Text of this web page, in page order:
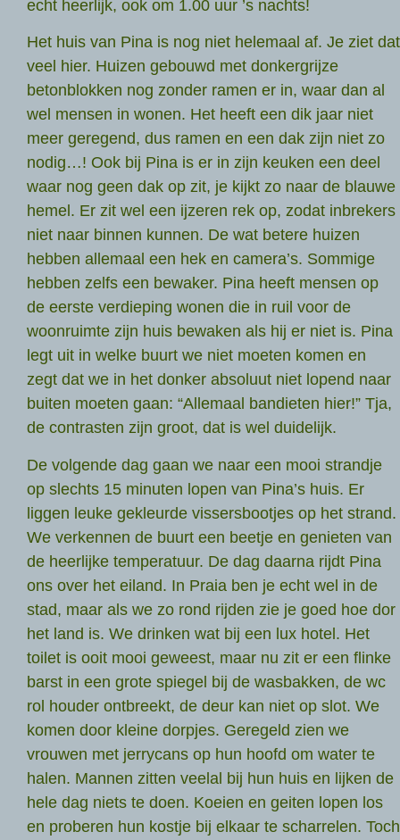
echt heerlijk, ook om 1.00 uur ’s nachts!
Het huis van Pina is nog niet helemaal af. Je ziet dat
veel hier. Huizen gebouwd met donkergrijze
betonblokken nog zonder ramen er in, waar dan al
wel mensen in wonen. Het heeft een dik jaar niet
meer geregend, dus ramen en een dak zijn niet zo
nodig…! Ook bij Pina is er in zijn keuken een deel
waar nog geen dak op zit, je kijkt zo naar de blauwe
hemel. Er zit wel een ijzeren rek op, zodat inbrekers
niet naar binnen kunnen. De wat betere huizen
hebben allemaal een hek en camera’s. Sommige
hebben zelfs een bewaker. Pina heeft mensen op
de eerste verdieping wonen die in ruil voor de
woonruimte zijn huis bewaken als hij er niet is. Pina
legt uit in welke buurt we niet moeten komen en
zegt dat we in het donker absoluut niet lopend naar
buiten moeten gaan: “Allemaal bandieten hier!” Tja,
de contrasten zijn groot, dat is wel duidelijk.
De volgende dag gaan we naar een mooi strandje
op slechts 15 minuten lopen van Pina’s huis. Er
liggen leuke gekleurde vissersbootjes op het strand.
We verkennen de buurt een beetje en genieten van
de heerlijke temperatuur. De dag daarna rijdt Pina
ons over het eiland. In Praia ben je echt wel in de
stad, maar als we zo rond rijden zie je goed hoe dor
het land is. We drinken wat bij een lux hotel. Het
toilet is ooit mooi geweest, maar nu zit er een flinke
barst in een grote spiegel bij de wasbakken, de wc
rol houder ontbreekt, de deur kan niet op slot. We
komen door kleine dorpjes. Geregeld zien we
vrouwen met jerrycans op hun hoofd om water te
halen. Mannen zitten veelal bij hun huis en lijken de
hele dag niets te doen. Koeien en geiten lopen los
en proberen hun kostje bij elkaar te scharrelen. Toch